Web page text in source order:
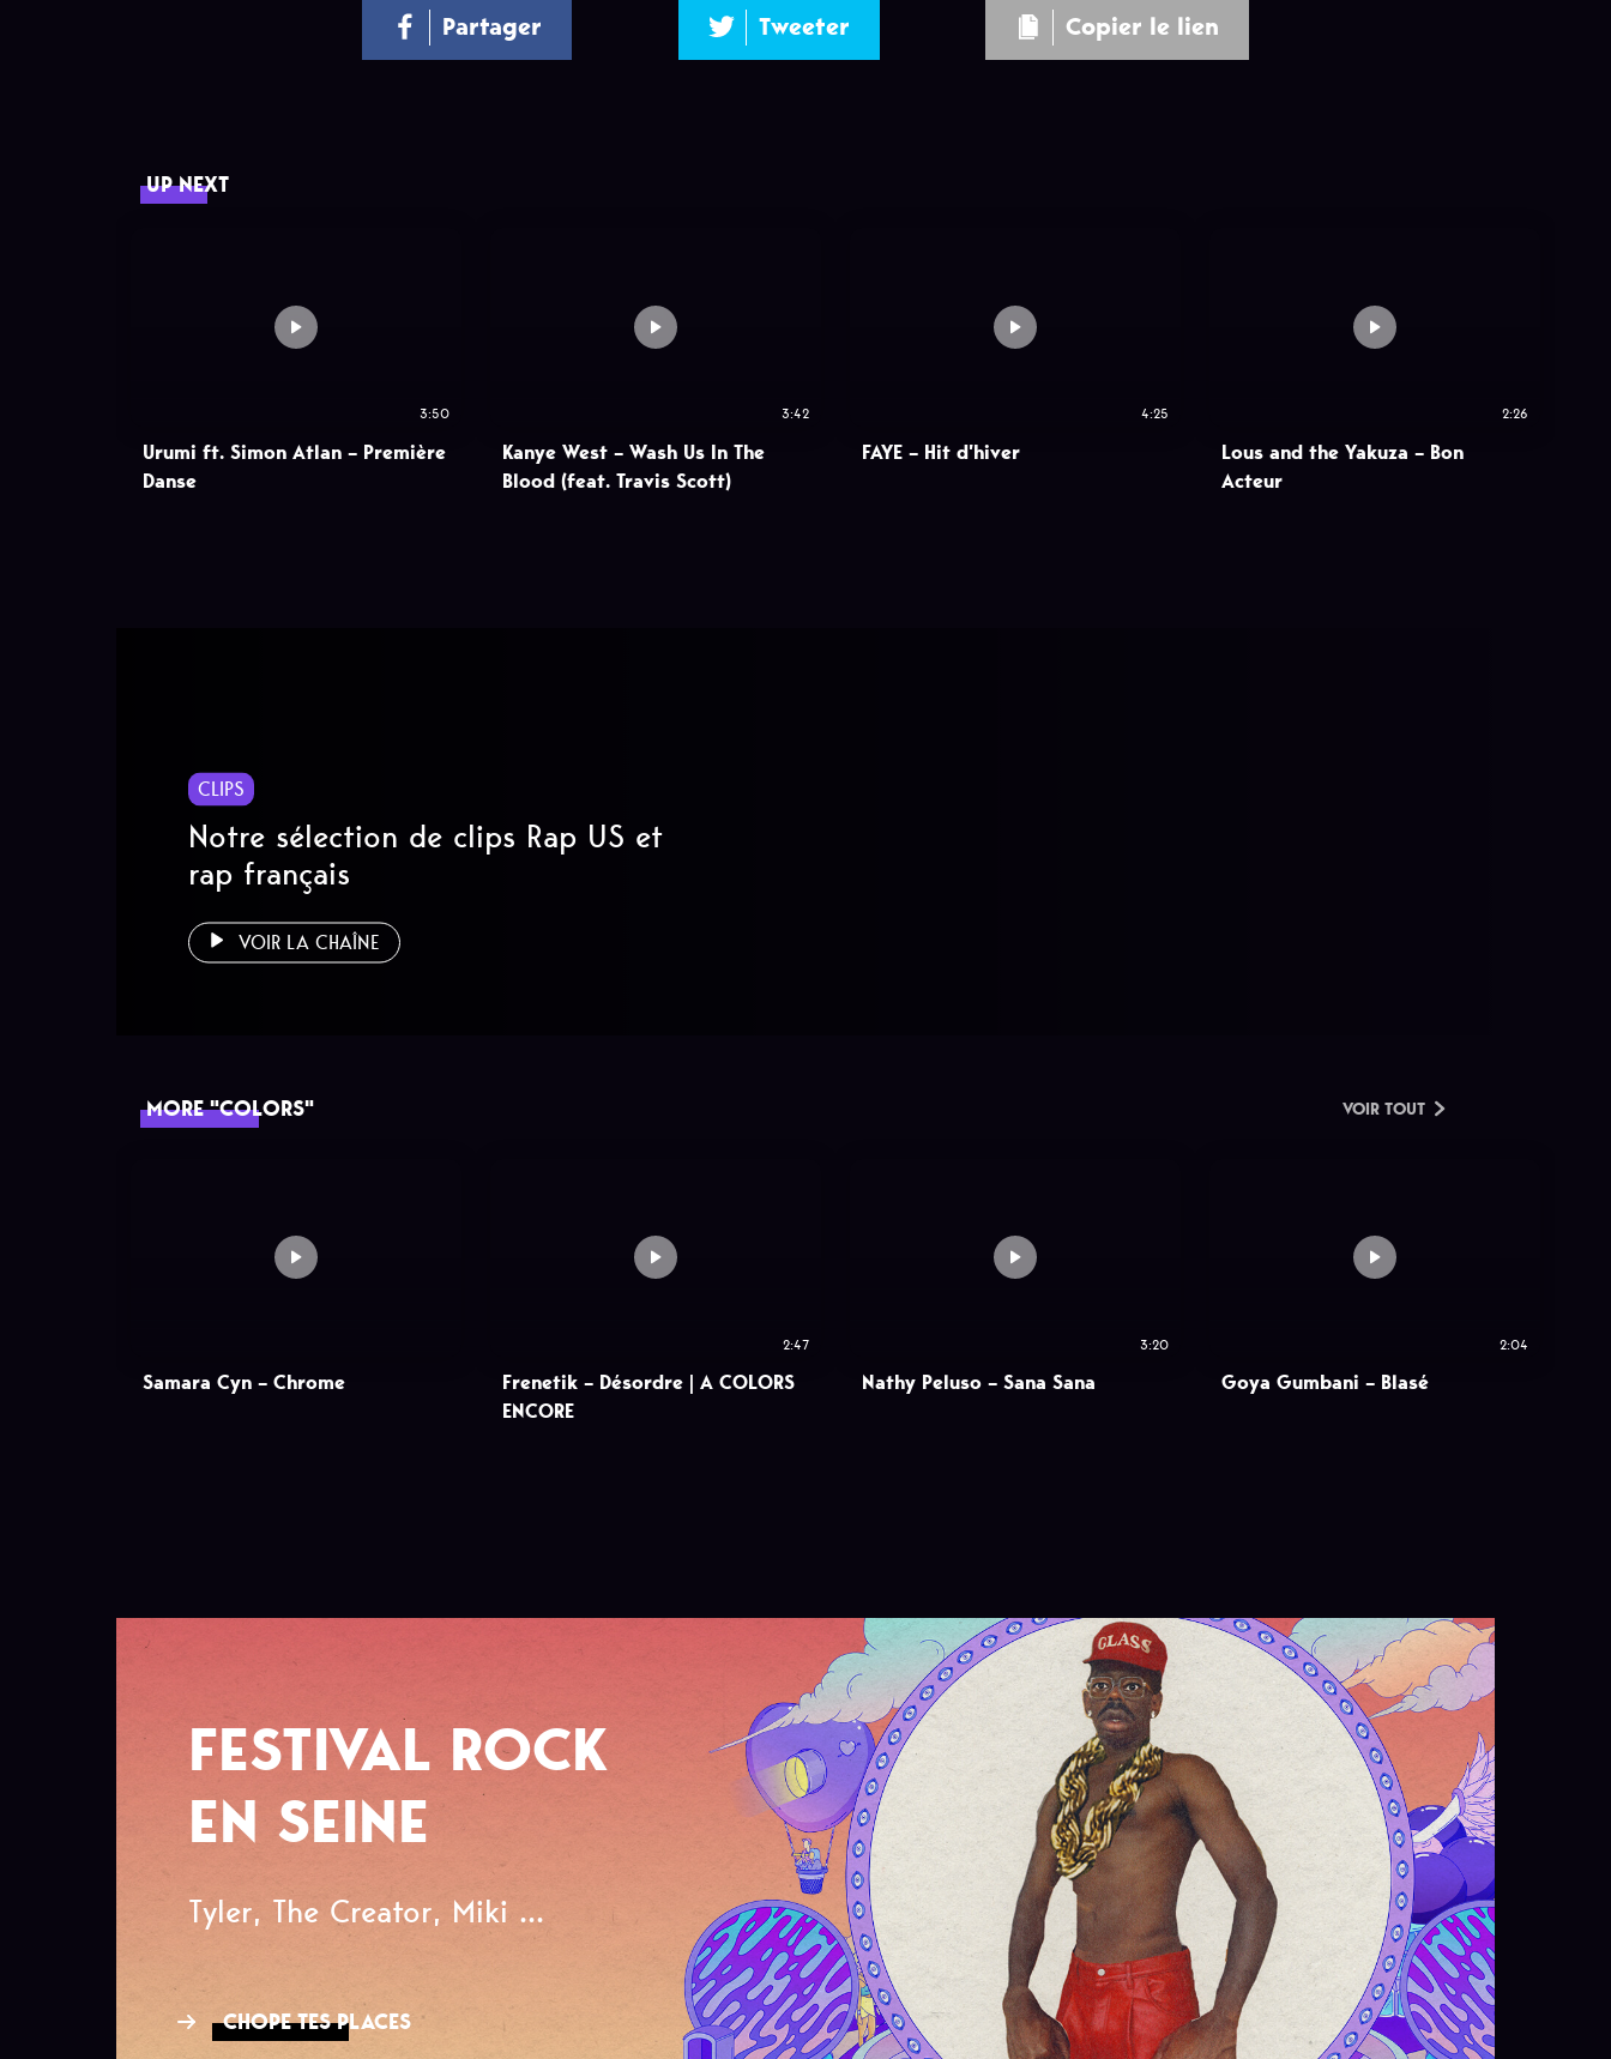
Partager Tweeter Copier le lien
UP NEXT
3:50
Urumi ft. Simon Atlan – Première
Danse
3:42
Kanye West – Wash Us In The
Blood (feat. Travis Scott)
4:25
FAYE – Hit d’hiver
2:26
Lous and the Yakuza – Bon
Acteur
CLIPS
Notre sélection de clips Rap US et
rap français
VOIR LA CHAÎNE
MORE "COLORS" VOIR TOUT
Samara Cyn – Chrome
2:47
Frenetik – Désordre | A COLORS
ENCORE
3:20
Nathy Peluso – Sana Sana
2:04
Goya Gumbani – Blasé
FESTIVAL ROCK
EN SEINE
Tyler, The Creator, Miki ...
CHOPE TES PLACES